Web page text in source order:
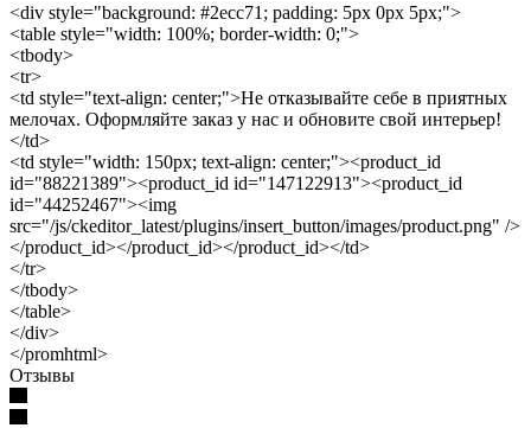
<div style="background: #2ecc71; padding: 5px 0px 5px;">
<table style="width: 100%; border-width: 0;">
<tbody>
<tr>
<td style="text-align: center;">Не отказывайте себе в приятных
мелочах. Оформляйте заказ у нас и обновите свой интерьер!
</td>
<td style="width: 150px; text-align: center;"><product_id
id="88221389"><product_id id="147122913"><product_id
id="44252467"><img
src="/js/ckeditor_latest/plugins/insert_button/images/product.png" />
</product_id></product_id></product_id></td>
</tr>
</tbody>
</table>
</div>
</promhtml>
Отзывы